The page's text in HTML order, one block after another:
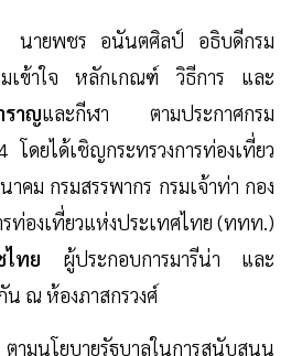
ายพชร อนันตศิลป์ อธิบดีกรม
เข้าใจ หลักเกณฑ์ วิธีการ และ
ราญและกีฬา ตามประกาศกรม
ดยได้เชิญกระทรวงการท่องเที่ยว
าคม กรมสรรพากร กรมเจ้าท่า กอง
รท่องเที่ยวแห่งประเทศไทย (ททท.)
ไทย ผู้ประกอบการมารีน่า และ
น ณ ห้องภาสกรวงศ์
โยบายรัฐบาลในการสนับสนุน